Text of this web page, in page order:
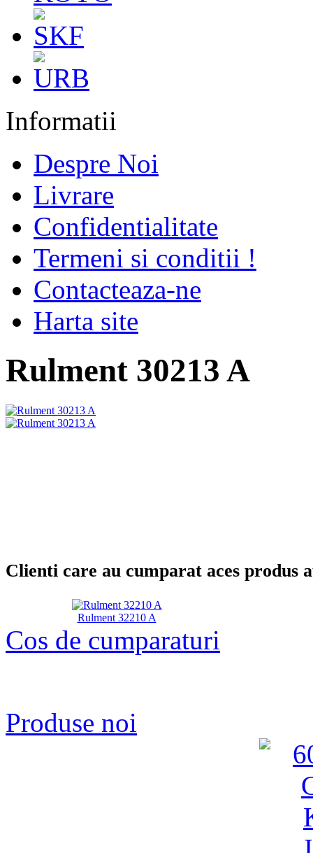
Informatii
Despre Noi
Livrare
Confidentialitate
Termeni si conditii !
Contacteaza-ne
Harta site
Rulment 30213 A
Clienti care au cumparat aces produs
Rulment 32210 A
Cos de cumparaturi
Produse noi